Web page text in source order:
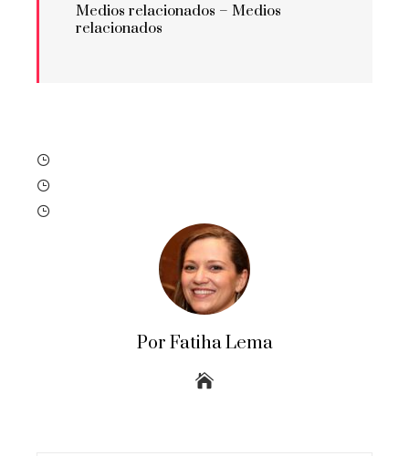
Medios relacionados – Medios
relacionados
Por Fatiha Lema